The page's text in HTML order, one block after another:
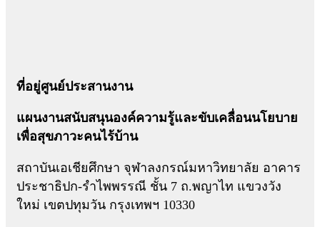
ที่อยู่ศูนย์ประสานงาน
แผนงานสนับสนุนองค์ความรู้และขับเคลื่อนนโยบาย
เพื่อสุขภาวะคนไร้บ้าน
สถาบันเอเชียศึกษา จุฬาลงกรณ์มหาวิทยาลัย อาคาร
ประชาธิปก-รำไพพรรณี ชั้น 7 ถ.พญาไท แขวงวัง
ใหม่ เขตปทุมวัน กรุงเทพฯ 10330